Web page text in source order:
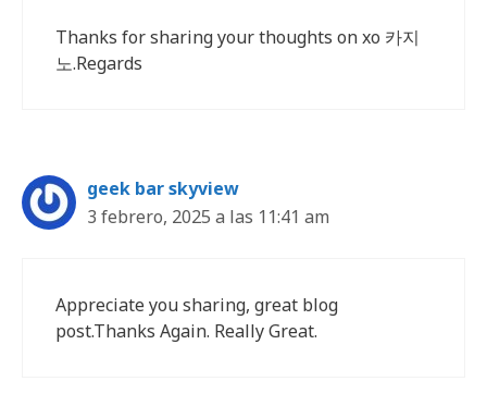
Thanks for sharing your thoughts on xo 카지
노.Regards
geek bar skyview
3 febrero, 2025 a las 11:41 am
Appreciate you sharing, great blog
post.Thanks Again. Really Great.